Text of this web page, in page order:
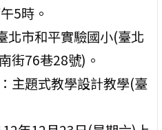
5時。
北市和平實驗國小(臺北
街76巷28號)。
主題式教學設計教學(臺